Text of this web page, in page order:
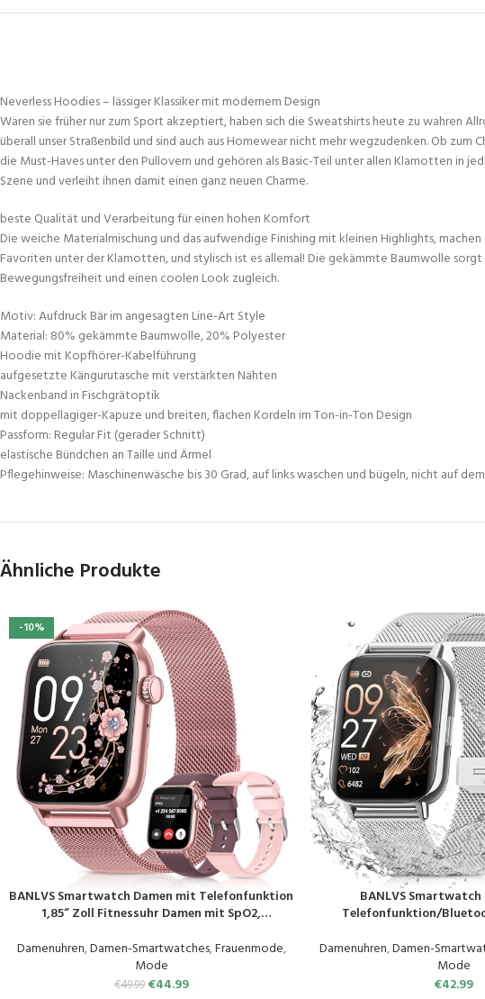
Neverless Hoodies – lässiger Klassiker mit modernem Design
Waren sie früher nur zum Sport akzeptiert, haben sich die Sweatshirts heute zu wahren
überall unser Straßenbild und sind auch aus Homewear nicht mehr wegzudenken. Ob
die Must-Haves unter den Pullovern und gehören als Basic-Teil unter allen Klamotten in
Szene und verleiht ihnen damit einen ganz neuen Charme.
beste Qualität und Verarbeitung für einen hohen Komfort
Die weiche Materialmischung und das aufwendige Finishing mit kleinen Highlights,
Favoriten unter der Klamotten, und stylisch ist es allemal! Die gekämmte Baumwolle
Bewegungsfreiheit und einen coolen Look zugleich.
Motiv: Aufdruck Bär im angesagten Line-Art Style
Material: 80% gekämmte Baumwolle, 20% Polyester
Hoodie mit Kopfhörer-Kabelführung
aufgesetzte Kängurutasche mit verstärkten Nähten
Nackenband in Fischgrätoptik
mit doppellagiger-Kapuze und breiten, flachen Kordeln im Ton-in-Ton Design
Passform: Regular Fit (gerader Schnitt)
elastische Bündchen an Taille und Ärmel
Pflegehinweise: Maschinenwäsche bis 30 Grad, auf links waschen und bügeln, nicht auf
Ähnliche Produkte
-10%
PRODUKT KAUFEN
BANLVS Smartwatch Damen mit Telefonfunktion
1,85“ Zoll Fitnessuhr Damen mit SpO2,
Menstruationszyklus, IP68 wasserdichte
Sportuhr für iOS und Android (Rosa)
Damenuhren,Damen-Smartwatches,Frauenmode,
Mode
€49.99 €44.99
PRODUKT KAUFEN
BANLVS
Telefonfunktion/
Schlafmonitor, SpO2,
Schrittzähler Fitness Tracker
Damenuhren,Damen-
Mode
€42.99